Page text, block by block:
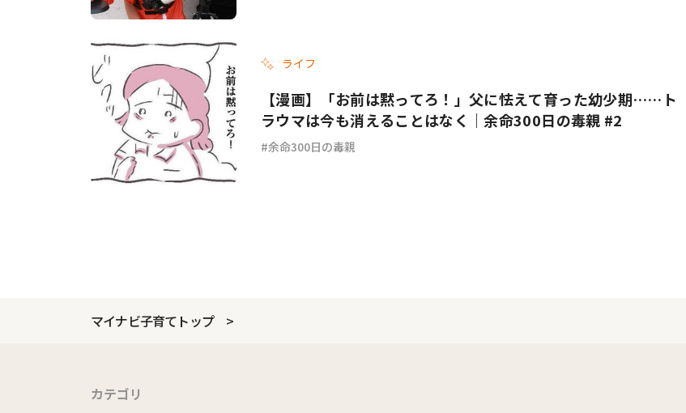
ライフ
【漫画】「お前は黙ってろ！」父に怯えて育った幼少期……ト
ラウマは今も消えることはなく｜余命300日の毒親 #2
余命300日の毒親
マイナビ子育てトップ
カテゴリ